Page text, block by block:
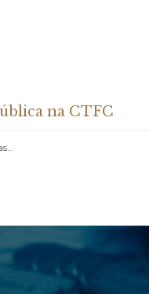
na CTFC